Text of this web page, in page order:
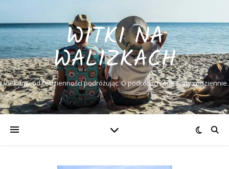
WITKI NA
WALIZKACH
Uciekamy od codzienności podróżując. O podróżach marzymy codziennie.